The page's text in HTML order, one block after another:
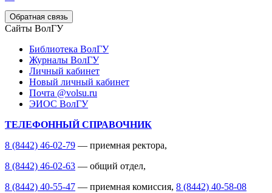
Обратная связь
Сайты ВолГУ
Библиотека ВолГУ
Журналы ВолГУ
Личный кабинет
Новый личный кабинет
Почта @volsu.ru
ЭИОС ВолГУ
ТЕЛЕФОННЫЙ СПРАВОЧНИК
8 (8442) 46-02-79 — приемная ректора,
8 (8442) 46-02-63 — общий отдел,
8 (8442) 40-55-47 — приемная комиссия, 8 (8442) 40-58-08